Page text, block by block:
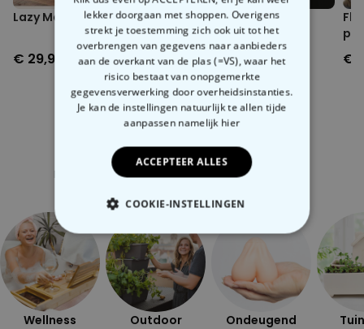
Lazy Man 3 in 1 braadpan
€ 29,99
Katten zout- en
peperstrooiers
€ 12,99 €
Gerelateerde categorie
Bekijk onze andere categorie met ongewone dingen
Wellness Outdoor Ondeugend
lekker doorgaan met shoppen. Overigens
strekt je toestemming zich ook uit tot het
overbrengen van gegevens naar aanbieders
aan de overkant van de plas (=VS), waar het
risico bestaat van onopgemerkte
gegevensverwerking door overheidsinstanties.
Je kan de instellingen natuurlijk te allen tijde
aanpassen namelijk hier
ACCEPTEER ALLES
COOKIE-INSTELLINGEN
NOODZAKELIJK
PERFORMANCE
MARKETING OVERIGE